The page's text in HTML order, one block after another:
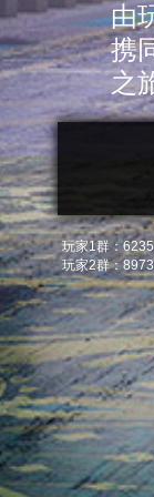
由
携
之
玩家1群：
玩家2群：